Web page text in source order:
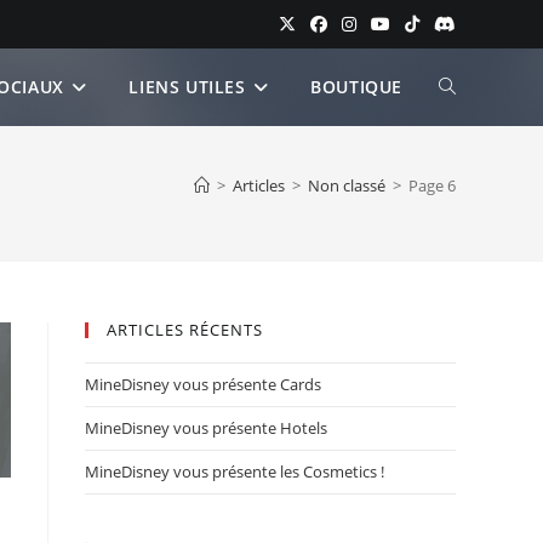
LIENS UTILES BOUTIQUE TOGGLE
> Articles > Non classé > Page 6
ARTICLES RÉCENTS
MineDisney vous présente Cards
MineDisney vous présente Hotels
MineDisney vous présente les Cosmetics !​